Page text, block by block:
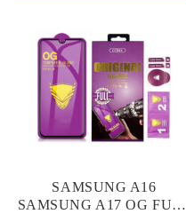
SAMSUNG A16
SAMSUNG A17 OG FULL